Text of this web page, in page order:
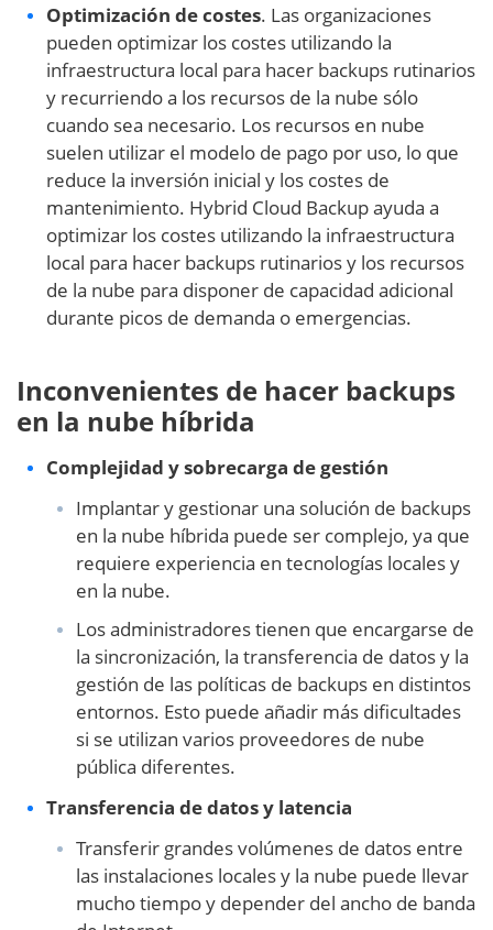
Optimización de costes. Las organizaciones
pueden optimizar los costes utilizando la
infraestructura local para hacer backups rutinarios
y recurriendo a los recursos de la nube sólo
cuando sea necesario. Los recursos en nube
suelen utilizar el modelo de pago por uso, lo que
reduce la inversión inicial y los costes de
mantenimiento. Hybrid Cloud Backup ayuda a
optimizar los costes utilizando la infraestructura
local para hacer backups rutinarios y los recursos
de la nube para disponer de capacidad adicional
durante picos de demanda o emergencias.
Inconvenientes de hacer backups
en la nube híbrida
Complejidad y sobrecarga de gestión
Implantar y gestionar una solución de backups
en la nube híbrida puede ser complejo, ya que
requiere experiencia en tecnologías locales y
en la nube.
Los administradores tienen que encargarse de
la sincronización, la transferencia de datos y la
gestión de las políticas de backups en distintos
entornos. Esto puede añadir más dificultades
si se utilizan varios proveedores de nube
pública diferentes.
Transferencia de datos y latencia
Transferir grandes volúmenes de datos entre
las instalaciones locales y la nube puede llevar
mucho tiempo y depender del ancho de banda